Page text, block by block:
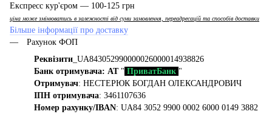
Експресс кур'єром — 100-125 грн
ціна може змінюватись в залежності від суми замовлення, переадресацій та способів доставки
Більше інформації про доставку
Рахунок ФОП
Реквізити _UA843052990000026000014938826
Банк отримувача: АТ" ПриватБанк "
Отримувач: НЕСТЕРЮК БОГДАН ОЛЕКСАНДРОВИЧ
ІПН отримувача: 3461107636
Номер рахунку/IBAN: UA84 3052 9900 0002 6000 0149 3882